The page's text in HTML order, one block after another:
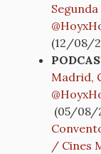
(12/08/
Madrid,
(05/08/
/ Cines